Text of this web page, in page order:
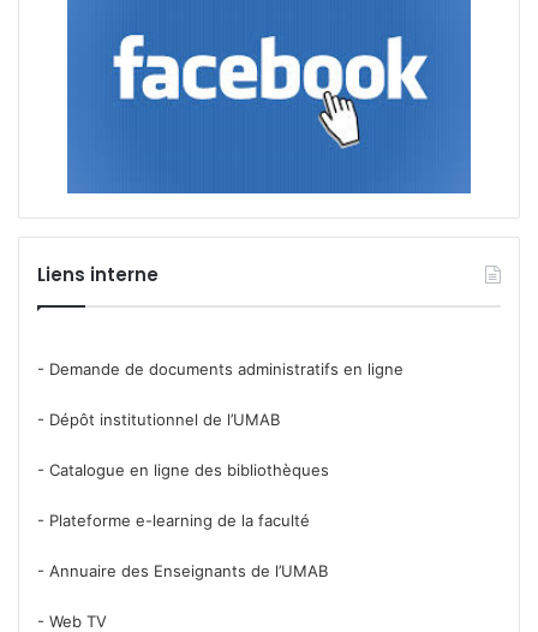
Liens interne
- Demande de documents administratifs en ligne
- Dépôt institutionnel de l’UMAB
- Catalogue en ligne des bibliothèques
- Plateforme e-learning de la faculté
- Annuaire des Enseignants de l’UMAB
- Web TV